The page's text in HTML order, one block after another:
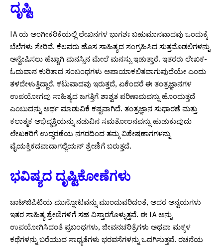
ದೃಷ್ಟಿ
IA ಯ ಅಂಗೀಕರಿಕೆಯಲ್ಲಿ ಲೇಖನಗಳ ಭಾಗಶಃ ಬಹುಮಾನವಾದವು ಒಂದುಕ್ಕೆ
ಬೆಲೆಗಳು ಸೇರಿವೆ. ಕೆಲವರು ಹೊಸ ಸಾಹಿತ್ಯದ ಸಂಗ್ರಹಿಸಿದ ಸುತ್ತಮೊಡಲಿಗಳನ್ನು
ಅನ್ವೇಷಿಸಲು ಹೆಚ್ಚಾಗಿ ಮನಸ್ಸಿನ ಮೇಲೆ ಮನಸ್ಸು ಇಡುತ್ತಾರೆ. ಇತರರು ಲೇಖಕ-
ಓದುವಾನ ಕುರಿತಾದ ಸಂಬಂಧಗಳು ಅಪಾಯಾಕಲಿತವಾಗುವುದೆಯೇ ಎಂದು
ತಳದೇಳುತ್ತಿದ್ದಾರೆ. ಕಟುವಾದವು ಇರುತ್ತದೆ, ಏಕೆಂದರೆ ಈ ತಂತ್ರಜ್ಞಾನಗಳ
ಉಪಯೋಗವು ಸಾಹಿತ್ಯದ ಜಗತ್ತಿಗೆ ಶಾಶ್ವತ ಪರಿಣಾಮವನ್ನು ಹೊಂದುತ್ತದೆ
ಎಂಬುದನ್ನು ಅರ್ಥ ಮಾಡುವಿಕೆ ಕಷ್ಟವಾಗಿದೆ. ತಂತ್ರಜ್ಞಾನ ಸುಧಾರಣೆ ಮತ್ತು
ಕಲಾತ್ಮಕ ಅಭಿವ್ಯಕ್ತಿಯನ್ನು ನಡುವಿನ ಸಮತೋಲನವನ್ನು ಹುಡುಕುವುದು
ಲೇಖಕರಿಗೆ ಉದ್ಧರಣೆಯ ನಗರದಿಂದ ತಮ್ಮ ವಿಶೇಷಣಾಗಗಳನ್ನು
ವೈಯಕ್ತಿಕದವಾದಾಗಲ್ಲಿಯನ್ ಶ್ರೇಣಿಗೆ ಬರುತ್ತದೆ.
ಭವಿಷ್ಯದ ದೃಷ್ಟಿಕೋಣೆಗಳು
ಚಾಟ್‌ಜಿಪಿಟಿಯ ಮುನ್ನೋಟವನ್ನು ಮುಂದುವರಿದಂತೆ, ಅದರ ಅನ್ವಯಗಳು
ಇತರ ಸಾಹಿತ್ಯ ಶ್ರೇಣಿಗಳಿಗೆ ಸಹ ವಿಸ್ತಾರಗೊಳ್ಳುತ್ತವೆ. ಈ IA ಅನ್ನು
ಉಪಯೋಗಿಸಿದಂತೆ ಪ್ರಬಂಧಗಳು, ಜೀವನಚರಿತ್ರೆಗಳು ಅಥವಾ ಮಕ್ಕಳ
ಕಥೆಗಳನ್ನು ಬರೆಯುವ ಸಾಧ್ಯತೆಗಳು ಭರವಸೆಗಳನ್ನು ಒದಗಿಸುತ್ತವೆ. ರಚನೆಯ